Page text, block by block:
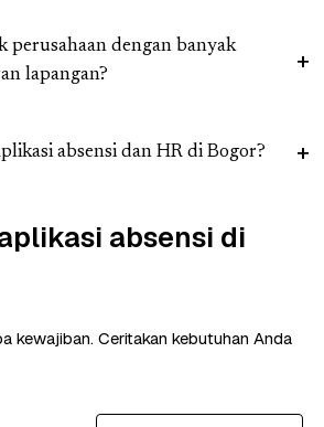
perusahaan dengan banyak
lapangan?
absensi dan HR di Bogor?
absensi di
kewajiban. Ceritakan kebutuhan Anda